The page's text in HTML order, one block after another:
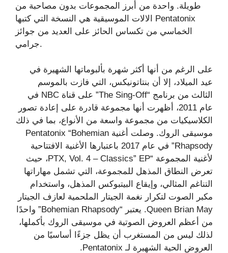
طويلة. واحدة من أبرز المجموعات بدون مصاحبة من
الالات الموسيقية هي النسخة التي كتبها Pentatonix
الخماسي من تكساس الحائز على العديد من جوائز
جرامي.
على الرغم من أنها أكثر شهرة بألبوماتها الشهيرة في
عيد الميلاد، إلا أن بنتاتونيكس، التي فازت بالموسم
الثالث من برنامج “The Sing-Off” على قناة NBC في
عام 2011، أظهرت أنها مجموعة قادرة على إعادة تصور
الكلاسيكيات من مجموعة واسعة من الأنواع، بما في ذلك
موسيقى الروك. وصلت أغنية Pentatonix “Bohemian
Rhapsody” في عام 2017 باعتبارها الأغنية الافتتاحية
لأغنية المجموعة “PTX, Vol. 4 – Classics” EP، حيث
تعرض النطاق المذهل للمجموعة، التي تشمل مهاراتها
التناغم المثالي، وإيقاع البيتبوكس المذهل، واستخدام
مكبر الصوت لتكرار نغمة الجيتار الملحمية لعازف الجيتار
Queen Brian May. يعتبر “Bohemian Rhapsody” واحدًا
من أعظم العروض الصوتية في موسيقى الروك بأكملها،
لذلك ليس من المستغرب أن يظل جزءًا أساسيًا من
العروض الحية الشهيرة لـ Pentatonix.